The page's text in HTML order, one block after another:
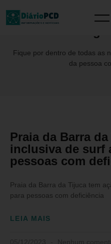
Fique por dentro de todas as
da pessoa
Praia da Barra
inclusiva de surf
pessoas com
Praia da Barra da Tijuca tem
para pessoas com deficiência
LEIA MAIS